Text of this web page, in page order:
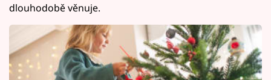
dlouhodobě věnuje.